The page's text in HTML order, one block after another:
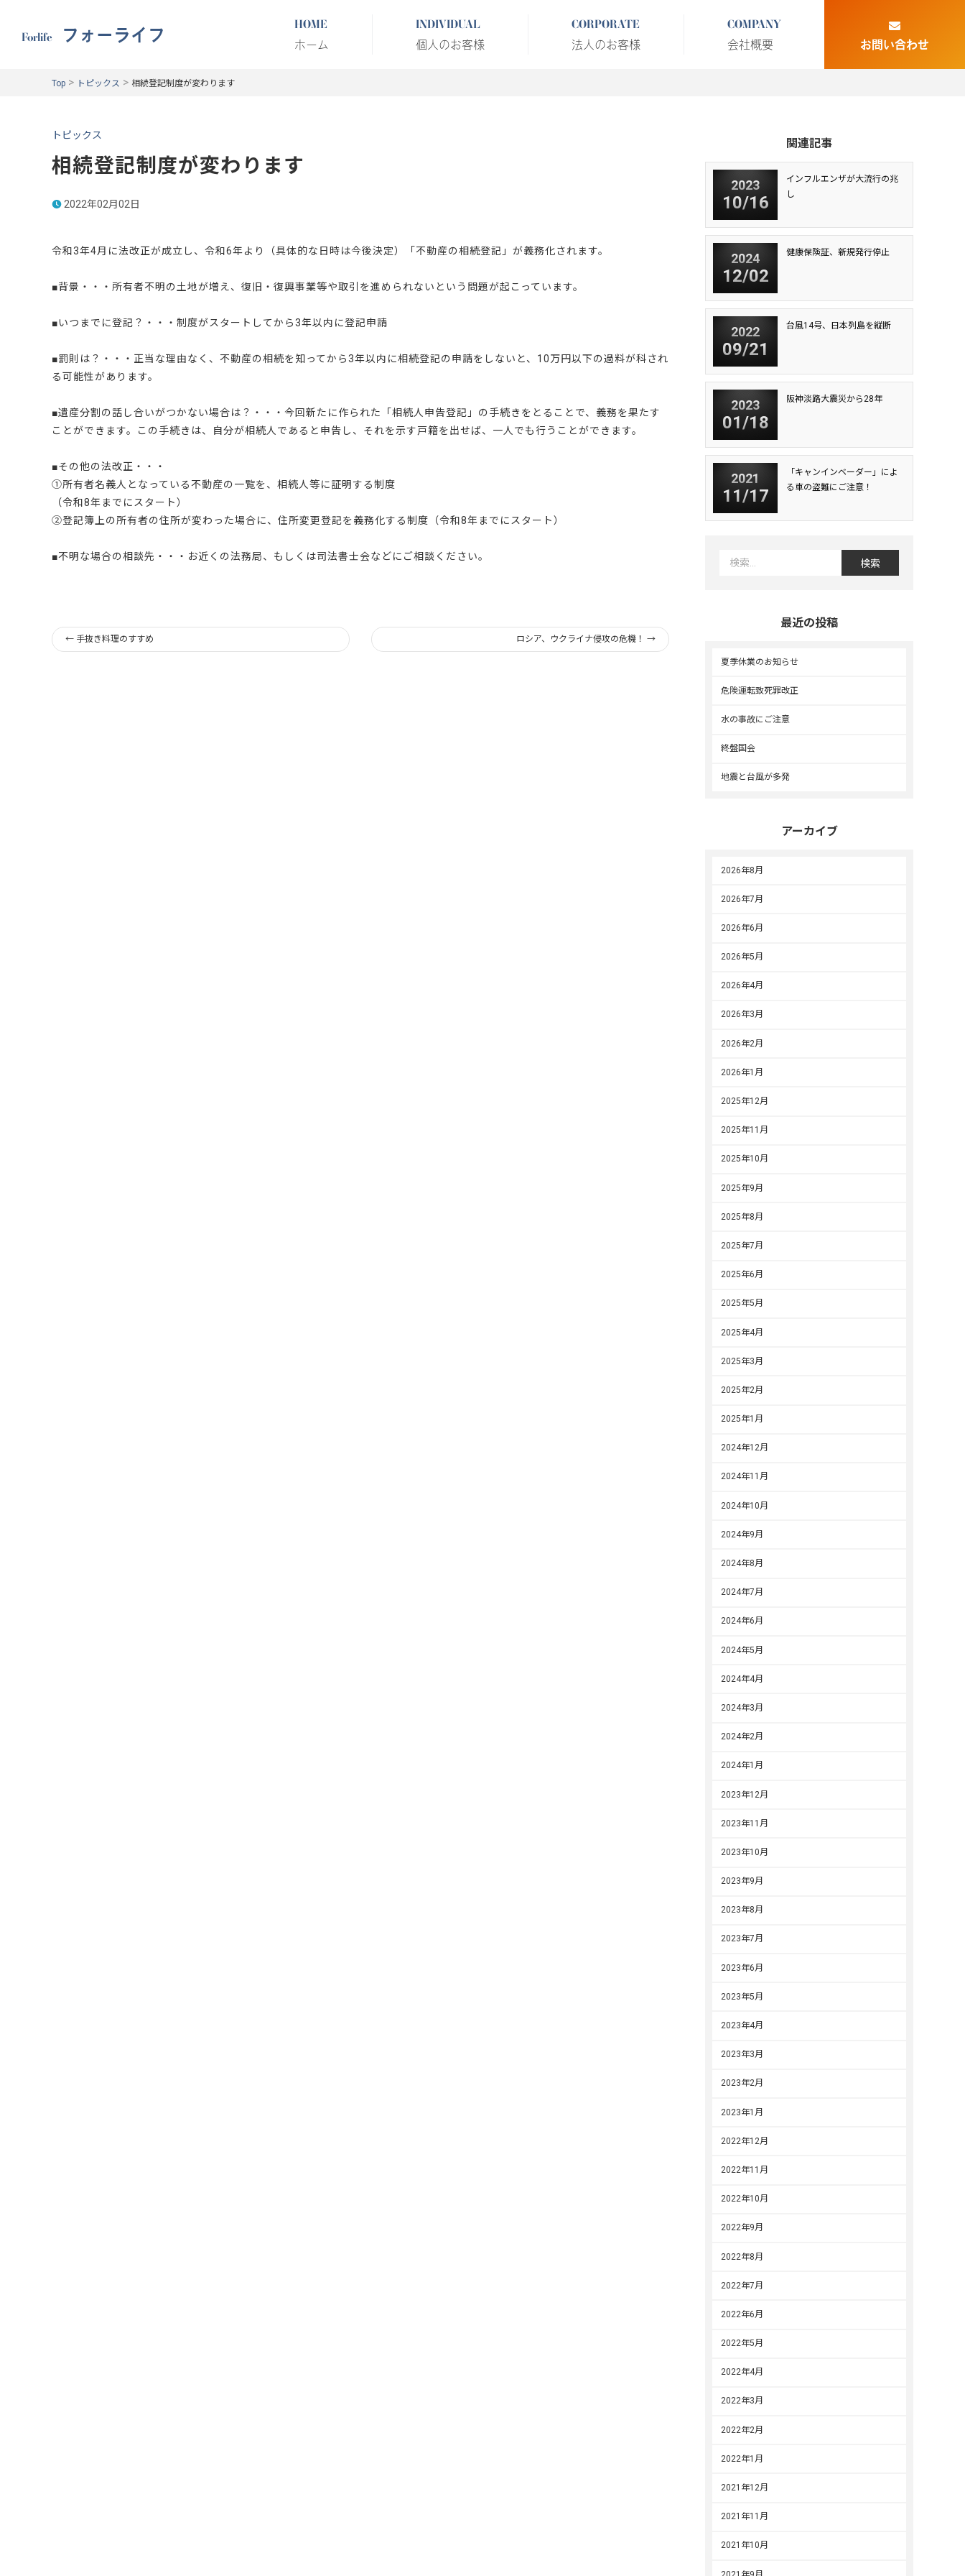
Forlife フォーライフ
HOME
ホーム
INDIVIDUAL
個人のお客様
CORPORATE
法人のお客様
COMPANY
会社概要 お問い合わせ
Top > トピックス > 相続登記制度が変わります
トピックス
相続登記制度が変わります
2022年02月02日
令和3年4月に法改正が成立し、令和6年より（具体的な日時は今後決定）「不動産の相続登記」が義務化されます。
■背景・・・所有者不明の土地が増え、復旧・復興事業等や取引を進められないという問題が起こっています。
■いつまでに登記？・・・制度がスタートしてから3年以内に登記申請
■罰則は？・・・正当な理由なく、不動産の相続を知ってから3年以内に相続登記の申請をしないと、10万円以下の過料が科され
る可能性があります。
■遺産分割の話し合いがつかない場合は？・・・今回新たに作られた「相続人申告登記」の手続きをとることで、義務を果たす
ことができます。この手続きは、自分が相続人であると申告し、それを示す戸籍を出せば、一人でも行うことができます。
■その他の法改正・・・
①所有者名義人となっている不動産の一覧を、相続人等に証明する制度
（令和8年までにスタート）
②登記簿上の所有者の住所が変わった場合に、住所変更登記を義務化する制度（令和8年までにスタート）
■不明な場合の相談先・・・お近くの法務局、もしくは司法書士会などにご相談ください。
← 手抜き料理のすすめ ロシア、ウクライナ侵攻の危機！ →
関連記事
2023
10/16
インフルエンザが大流行の兆
し
2024
12/02
健康保険証、新規発行停止
2022
09/21
台風14号、日本列島を縦断
2023
01/18
阪神淡路大震災から28年
2021
11/17
「キャンインベーダー」によ
る車の盗難にご注意！
最近の投稿
夏季休業のお知らせ
危険運転致死罪改正
水の事故にご注意
終盤国会
地震と台風が多発
アーカイブ
2026年8月
2026年7月
2026年6月
2026年5月
2026年4月
2026年3月
2026年2月
2026年1月
2025年12月
2025年11月
2025年10月
2025年9月
2025年8月
2025年7月
2025年6月
2025年5月
2025年4月
2025年3月
2025年2月
2025年1月
2024年12月
2024年11月
2024年10月
2024年9月
2024年8月
2024年7月
2024年6月
2024年5月
2024年4月
2024年3月
2024年2月
2024年1月
2023年12月
2023年11月
2023年10月
2023年9月
2023年8月
2023年7月
2023年6月
2023年5月
2023年4月
2023年3月
2023年2月
2023年1月
2022年12月
2022年11月
2022年10月
2022年9月
2022年8月
2022年7月
2022年6月
2022年5月
2022年4月
2022年3月
2022年2月
2022年1月
2021年12月
2021年11月
2021年10月